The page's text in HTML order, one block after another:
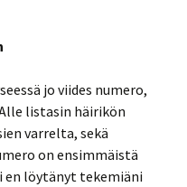
jo viides numero,
listasin häirikön
varrelta, sekä
on ensimmäistä
löytänyt tekemiäni